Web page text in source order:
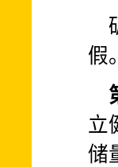
假。
立
储